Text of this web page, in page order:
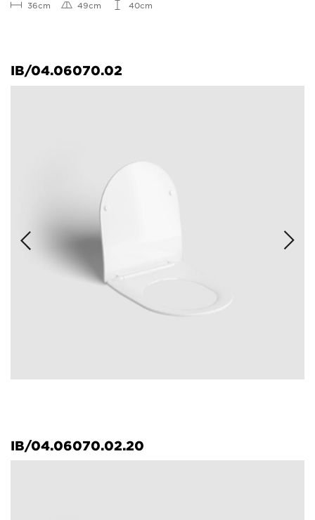
36cm 49cm 40cm
IB/04.06070.02
IB/04.06070.02.20